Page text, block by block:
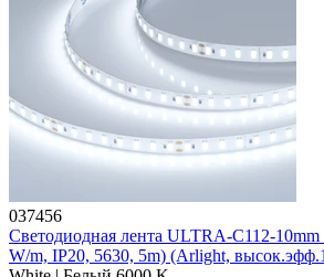
037456
Светодиодная лента ULTRA-C112-
W/m, IP20, 5630, 5m) (Arlight,